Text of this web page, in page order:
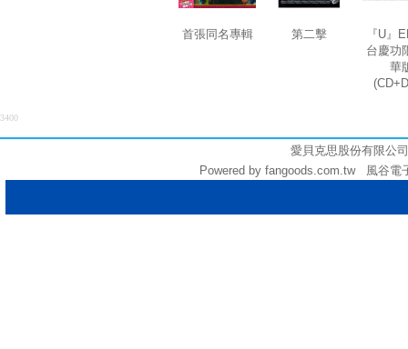
首張同名專輯 第二擊
『U』
台慶功
華
3400
愛貝克思股份有限
Powered by fangoods.com.tw 風谷電子商